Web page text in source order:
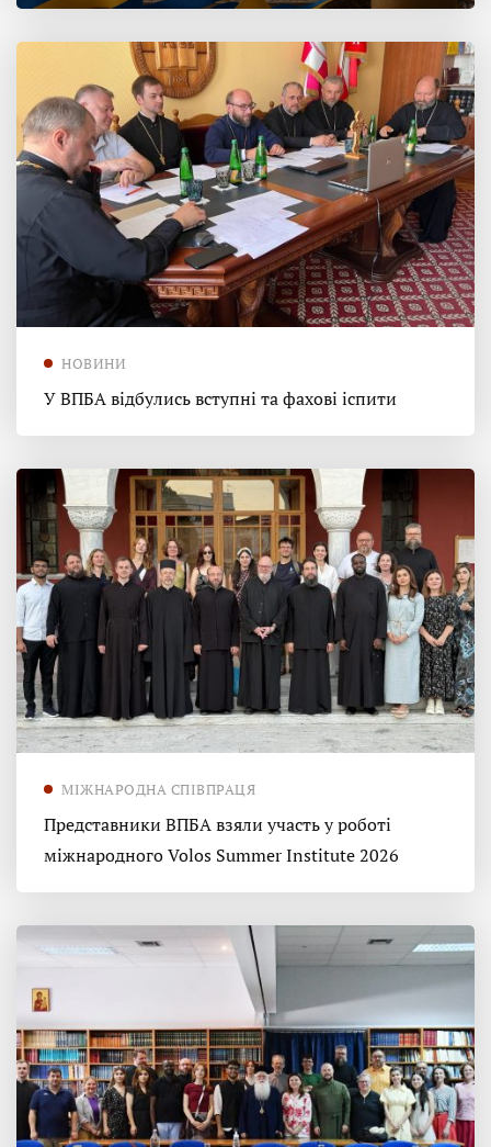
НОВИНИ
У ВПБА відбулись вступні та фахові іспити
МІЖНАРОДНА СПІВПРАЦЯ
Представники ВПБА взяли участь у роботі
міжнародного Volos Summer Institute 2026